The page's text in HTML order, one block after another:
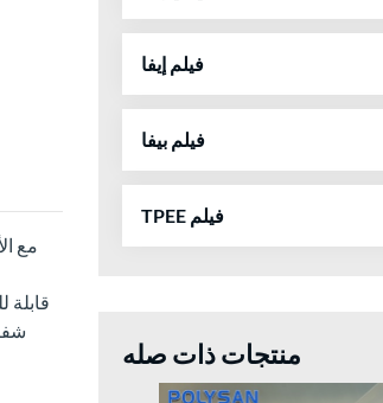
فيلم إيفا
فيلم بيفا
TPEE فيلم
منتجات ذات صله